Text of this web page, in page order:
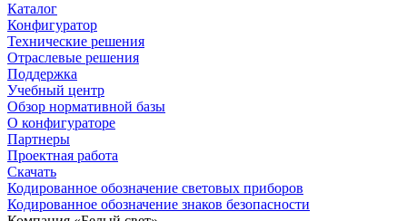
Каталог
Конфигуратор
Технические решения
Отраслевые решения
Поддержка
Учебный центр
Обзор нормативной базы
О конфигураторе
Партнеры
Проектная работа
Скачать
Кодированное обозначение световых приборов
Кодированное обозначение знаков безопасности